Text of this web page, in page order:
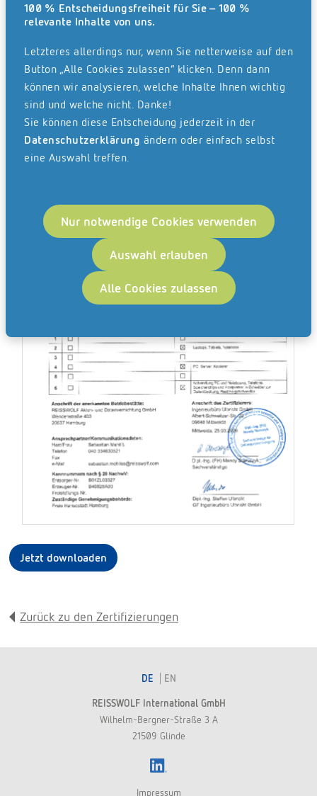
100 % Entscheidungsfreiheit für Sie – 100 %
relevante Inhalte von uns.
Letzteres allerdings nur, wenn Sie netterweise auf den
Button „Alle Cookies zulassen“ klicken. Denn dann
können wir analysieren, welche Inhalte Ihnen wichtig
sind und welche nicht. Danke!
Sie können diese Entscheidung jederzeit in der
Datenschutzerklärung ändern oder einfach selbst
eine Auswahl treffen.
Alle Cookies zulassen
Auswahl erlauben
Nur notwendige Cookies verwenden
Geräte am Ende ihres Lebenszyklus und stellt im Sinne
des Umweltschutzes eine effiziente Verwertung sicher.
Unsere Akten- und Datenvernichtung erfüllt die
Anforderungen als Erstbehandlungsanlage nach § 21
ElektroG zur Schadstoffentfrachtung und
Wertstoffseparierung (EBA SW).
Jetzt downloaden
Zurück zu den Zertifizierungen
DE EN
REISSWOLF International GmbH
Wilhelm-Bergner-Straße 3 A
21509 Glinde
Impressum